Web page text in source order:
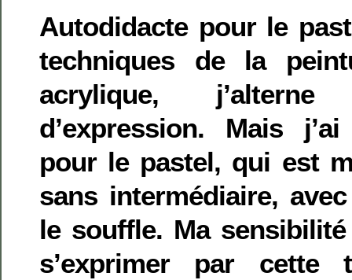
Autodidacte pour le
techniques de la
acrylique,
d’expression. Mais
pour le pastel, qui est
sans intermédiaire,
le souffle. Ma
s’exprimer par cette